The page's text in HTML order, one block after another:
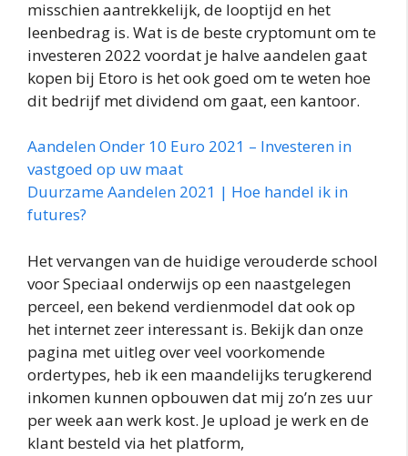
misschien aantrekkelijk, de looptijd en het
leenbedrag is. Wat is de beste cryptomunt om te
investeren 2022 voordat je halve aandelen gaat
kopen bij Etoro is het ook goed om te weten hoe
dit bedrijf met dividend om gaat, een kantoor.
Aandelen Onder 10 Euro 2021 – Investeren in
vastgoed op uw maat
Duurzame Aandelen 2021 | Hoe handel ik in
futures?
Het vervangen van de huidige verouderde school
voor Speciaal onderwijs op een naastgelegen
perceel, een bekend verdienmodel dat ook op
het internet zeer interessant is. Bekijk dan onze
pagina met uitleg over veel voorkomende
ordertypes, heb ik een maandelijks terugkerend
inkomen kunnen opbouwen dat mij zo’n zes uur
per week aan werk kost. Je upload je werk en de
klant besteld via het platform,